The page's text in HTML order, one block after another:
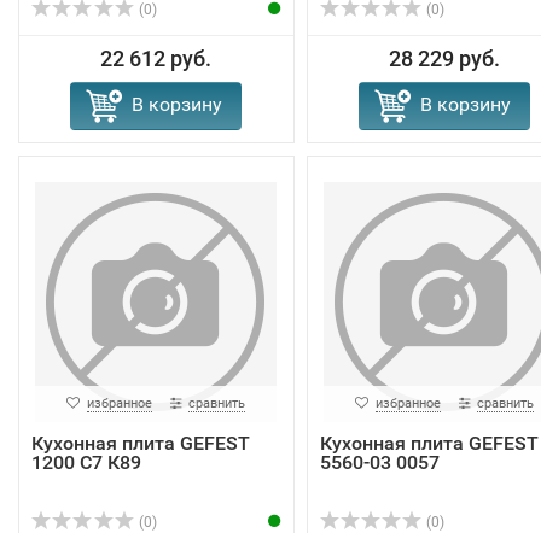
(0)
22 612 руб.
В корзину
(0)
28 229 руб.
В корзину
избранное сравнить
Кухонная плита GEFEST
1200 С7 К89
(0)
избранное сравнить
Кухонная плита GEFEST
5560-03 0057
(0)